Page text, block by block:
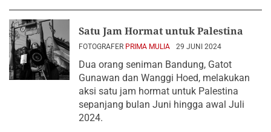
Satu Jam Hormat untuk Palestina
FOTOGRAFER PRIMA MULIA 29 JUNI 2024
Dua orang seniman Bandung, Gatot
Gunawan dan Wanggi Hoed, melakukan
aksi satu jam hormat untuk Palestina
sepanjang bulan Juni hingga awal Juli
2024.